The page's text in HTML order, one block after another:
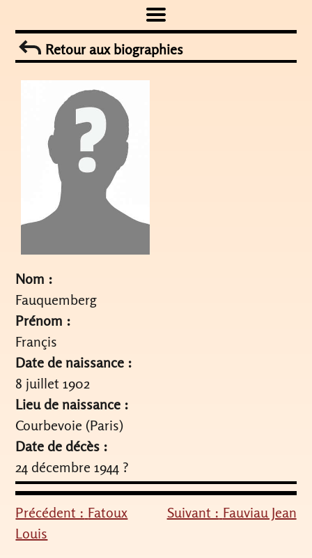
to
contentRetour aux biographies
Nom :
Fauquemberg
Prénom :
Françis
Date de naissance :
8 juillet 1902
Lieu de naissance :
Courbevoie (Paris)
Date de décès :
24 décembre 1944 ?
Navigation
de
Précédent : Fatoux
Louis
Suivant : Fauviau Jean